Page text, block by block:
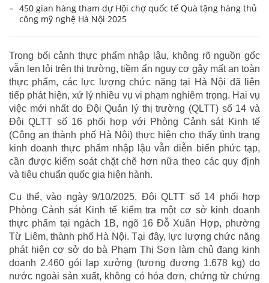
450 gian hàng tham dự Hội chợ quốc tế Quà tặng hàng thủ
công mỹ nghệ Hà Nội 2025
Trong bối cảnh thực phẩm nhập lậu, không rõ nguồn gốc
vẫn len lỏi trên thị trường, tiềm ẩn nguy cơ gây mất an toàn
thực phẩm, các lực lượng chức năng tại Hà Nội đã liên
tiếp phát hiện, xử lý nhiều vụ vi phạm nghiêm trọng. Hai vụ
việc mới nhất do Đội Quản lý thị trường (QLTT) số 14 và
Đội QLTT số 16 phối hợp với Phòng Cảnh sát Kinh tế
(Công an thành phố Hà Nội) thực hiện cho thấy tình trạng
kinh doanh thực phẩm nhập lậu vẫn diễn biến phức tạp,
cần được kiểm soát chặt chẽ hơn nữa theo các quy định
và tiêu chuẩn quốc gia hiện hành.
Cụ thể, vào ngày 9/10/2025, Đội QLTT số 14 phối hợp
Phòng Cảnh sát Kinh tế kiểm tra một cơ sở kinh doanh
thực phẩm tại ngách 1B, ngõ 16 Đỗ Xuân Hợp, phường
Từ Liêm, thành phố Hà Nội. Tại đây, lực lượng chức năng
phát hiện cơ sở do bà Phạm Thị Sơn làm chủ đang kinh
doanh 2.460 gói lạp xưởng (tương đương 1.678 kg) do
nước ngoài sản xuất, không có hóa đơn, chứng từ chứng